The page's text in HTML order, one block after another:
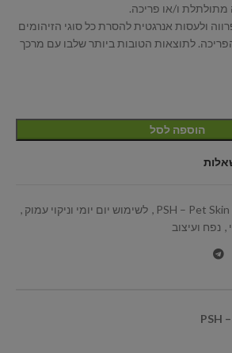
מתולתלת ו/או פריכה.
ולעסות אנרגטית להסרת כל סוגי הזיהומים
לתוצאות הטובות ביותר שלבו עם מרכך
הוספה לסל
PSH – Pet
, לשימוש יום יומי וניקוי עמוק ,
, נפח ועיצוב
PSH